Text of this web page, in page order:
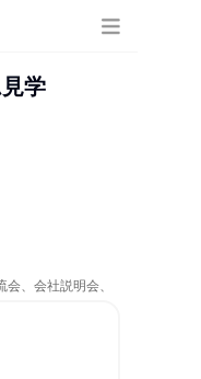
学
、会社説明会、